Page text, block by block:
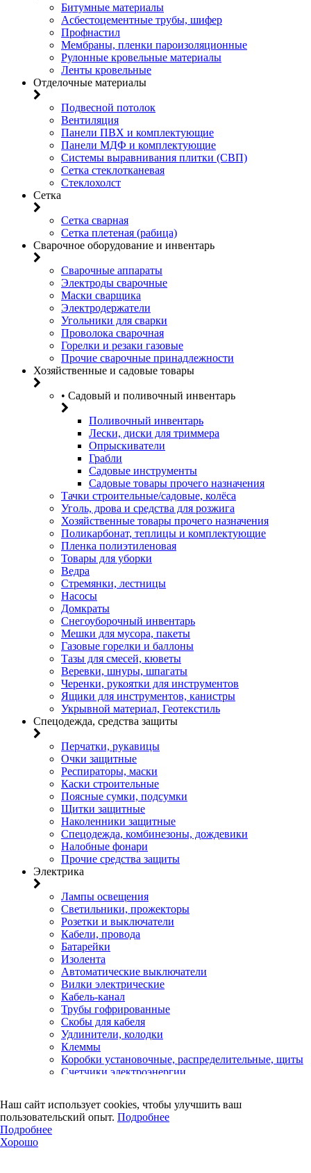
Битумные материалы
Асбестоцементные трубы, шифер
Профнастил
Мембраны, пленки пароизоляционные
Рулонные кровельные материалы
Ленты кровельные
Отделочные материалы
Подвесной потолок
Вентиляция
Панели ПВХ и комплектующие
Панели МДФ и комплектующие
Системы выравнивания плитки (СВП)
Сетка стеклотканевая
Стеклохолст
Сетка
Сетка сварная
Сетка плетеная (рабица)
Сварочное оборудование и инвентарь
Сварочные аппараты
Электроды сварочные
Маски сварщика
Электродержатели
Угольники для сварки
Проволока сварочная
Горелки и резаки газовые
Прочие сварочные принадлежности
Хозяйственные и садовые товары
• Садовый и поливочный инвентарь
Поливочный инвентарь
Лески, диски для триммера
Опрыскиватели
Грабли
Садовые инструменты
Садовые товары прочего назначения
Тачки строительные/садовые, колёса
Уголь, дрова и средства для розжига
Хозяйственные товары прочего назначения
Поликарбонат, теплицы и комплектующие
Пленка полиэтиленовая
Товары для уборки
Ведра
Стремянки, лестницы
Насосы
Домкраты
Снегоуборочный инвентарь
Мешки для мусора, пакеты
Газовые горелки и баллоны
Тазы для смесей, кюветы
Веревки, шнуры, шпагаты
Черенки, рукоятки для инструментов
Ящики для инструментов, канистры
Укрывной материал, Геотекстиль
Спецодежда, средства защиты
Перчатки, рукавицы
Очки защитные
Респираторы, маски
Каски строительные
Поясные сумки, подсумки
Щитки защитные
Наколенники защитные
Спецодежда, комбинезоны, дождевики
Налобные фонари
Прочие средства защиты
Электрика
Лампы освещения
Светильники, прожекторы
Розетки и выключатели
Кабели, провода
Батарейки
Изолента
Автоматические выключатели
Вилки электрические
Кабель-канал
Трубы гофрированные
Скобы для кабеля
Удлинители, колодки
Клеммы
Коробки установочные, распределительные, щиты
Счетчики электроэнергии
Двери
Наш сайт использует cookies, чтобы улучшить ваш
пользовательский опыт. Подробнее
Подробнее
Хорошо